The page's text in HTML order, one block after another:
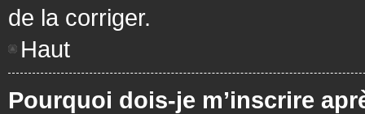
de la corriger.
Haut
Pourquoi dois-je m’inscrire